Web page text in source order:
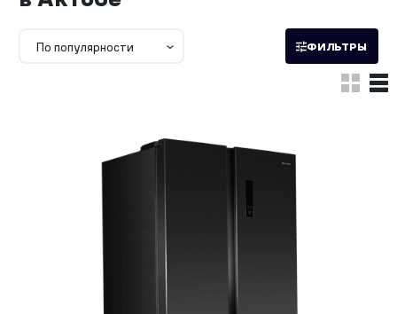
По популярности ФИЛЬТРЫ